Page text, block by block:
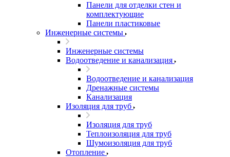
Панели для отделки стен и
комплектующие
Панели пластиковые
Инженерные системы
Инженерные системы
Водоотведение и канализация
Водоотведение и канализация
Дренажные системы
Канализация
Изоляция для труб
Изоляция для труб
Теплоизоляция для труб
Шумоизоляция для труб
Отопление